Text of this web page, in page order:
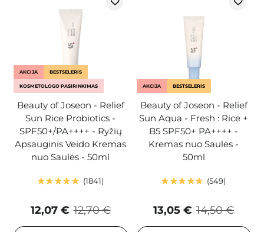
AKCIJA BESTSELERIS
KOSMETOLOGO PASIRINKIMAS
Beauty of Joseon - Relief
Sun Rice Probiotics -
SPF50+/PA++++ - Ryžių
Apsauginis Veido Kremas
nuo Saulės - 50ml
1841
12,70 €
12,07 €
AKCIJA BESTSELERIS
Beauty of Joseon - Relief
Sun Aqua - Fresh : Rice +
B5 SPF50+ PA++++ -
Kremas nuo Saulės -
50ml
549
14,50 €
13,05 €